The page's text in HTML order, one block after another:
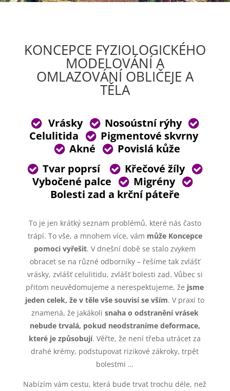
KONCEPCE FYZIOLOGICKÉHO
MODELOVÁNÍ A
OMLAZOVÁNÍ OBLIČEJE A
TĚLA
Vrásky
Nosoústní rýhy
Celulitida
Pigmentové skvrny
Akné
Povislá kůže
Tvar poprsí
Křečové žíly
Vybočené palce
Migrény
Bolesti zad a krční páteře
To je jen krátký seznam problémů, které nás často
trápí. To vše, a mnohem více, vám může Koncepce
pomoci vyřešit. V dnešní době se stalo zvykem
obracet se na různé odborníky – řešíme tak zvlášť
vrásky, zvlášť celulitidu, zvlášť bolesti zad. Vůbec si
přitom neuvědomujeme a nerespektujeme, že jsme
jeden celek, že v těle vše souvisí se vším. V praxi to
znamená, že jakákoli snaha o odstranění vrásek
nebude trvalá, pokud neodstraníme deformace,
které je způsobují. Věřte, že není třeba utrácet za
drahé krémy, podstupovat rizikové zákroky, trpět
bolestmi …
Nabízím vám cestu, která bude trvat trochu déle, než